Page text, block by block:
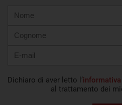
mail
Dichiaro di aver letto l’
al trattamento dei